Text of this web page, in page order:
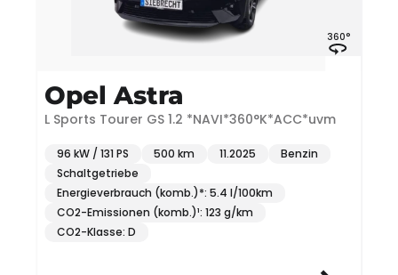
360°
Opel Astra
L Sports Tourer GS 1.2 *NAVI*360°K*ACC*uvm
96 kW / 131 PS 500 km 11.2025
Benzin
Schaltgetriebe
Energieverbrauch (komb.)*: 5.4 l/100km
CO2-Emissionen (komb.)¹: 123 g/km
CO2-Klasse: D